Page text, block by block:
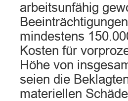
arbeitsunfähig
mindestens
Kosten für
Höhe von
seien die
materiellen